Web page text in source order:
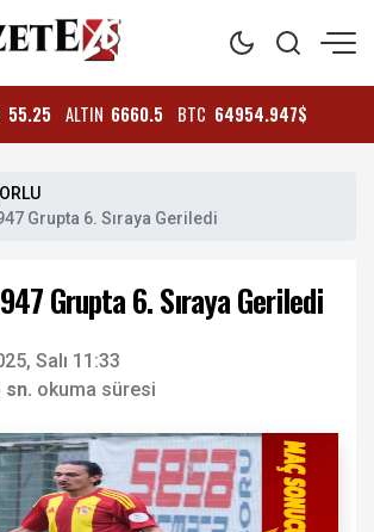
55.25 ALTIN 6660.5 BTC 64954.947$
Grupta 6. Sıraya Geriledi
Grupta 6. Sıraya Geriledi
Salı 11:33
sn. okuma süresi